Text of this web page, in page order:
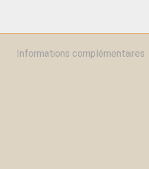
Informations complémentaires